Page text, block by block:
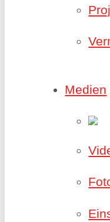
Medien